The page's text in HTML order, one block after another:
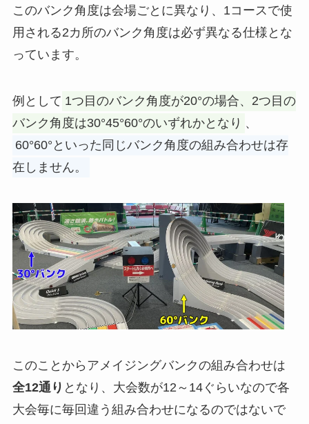
このバンク角度は会場ごとに異なり、1コースで使
用される2カ所のバンク角度は必ず異なる仕様とな
っています。
例として 1つ目のバンク角度が20°の場合、2つ目の
バンク角度は30°45°60°のいずれかとなり 、
60°60°といった同じバンク角度の組み合わせは存
在しません。
このことからアメイジングバンクの組み合わせは
全12通り となり、大会数が12～14ぐらいなので各
大会毎に毎回違う組み合わせになるのではないで